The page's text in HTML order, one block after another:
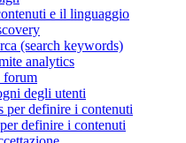
e il linguaggio
(search keywords)
analytics
forum
degli utenti
per definire i contenuti
definire i contenuti